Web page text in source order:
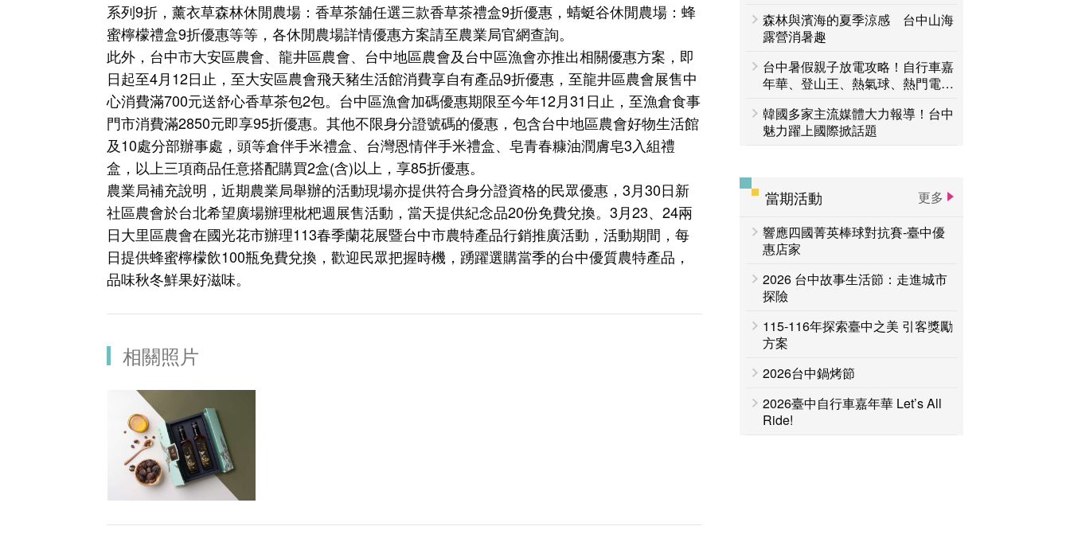
系列9折，薰衣草森林休閒農場：香草茶舖任選三款香草茶禮盒9折優惠，蜻蜓谷休閒農場：蜂
蜜檸檬禮盒9折優惠等等，各休閒農場詳情優惠方案請至農業局官網查詢。
此外，台中市大安區農會、龍井區農會、台中地區農會及台中區漁會亦推出相關優惠方案，即
日起至4月12日止，至大安區農會飛天豬生活館消費享自有產品9折優惠，至龍井區農會展售中
心消費滿700元送舒心香草茶包2包。台中區漁會加碼優惠期限至今年12月31日止，至漁倉食事
門市消費滿2850元即享95折優惠。其他不限身分證號碼的優惠，包含台中地區農會好物生活館
及10處分部辦事處，頭等倉伴手米禮盒、台灣恩情伴手米禮盒、皂青春糠油潤膚皂3入組禮
盒，以上三項商品任意搭配購買2盒(含)以上，享85折優惠。
農業局補充說明，近期農業局舉辦的活動現場亦提供符合身分證資格的民眾優惠，3月30日新
社區農會於台北希望廣場辦理枇杷週展售活動，當天提供紀念品20份免費兌換。3月23、24兩
日大里區農會在國光花市辦理113春季蘭花展暨台中市農特產品行銷推廣活動，活動期間，每
日提供蜂蜜檸檬飲100瓶免費兌換，歡迎民眾把握時機，踴躍選購當季的台中優質農特產品，
品味秋冬鮮果好滋味。
相關照片
森林與濱海的夏季涼感 台中山海
露營消暑趣
台中暑假親子放電攻略！自行車嘉
年華、登山王、熱氣球、熱門電影
韓國多家主流媒體大力報導！台中
魅力躍上國際掀話題
當期活動
更多
響應四國菁英棒球對抗賽-臺中優
惠店家
2026 台中故事生活節：走進城市
探險
115-116年探索臺中之美 引客獎勵
方案
2026台中鍋烤節
2026臺中自行車嘉年華 Let’s All
Ride!